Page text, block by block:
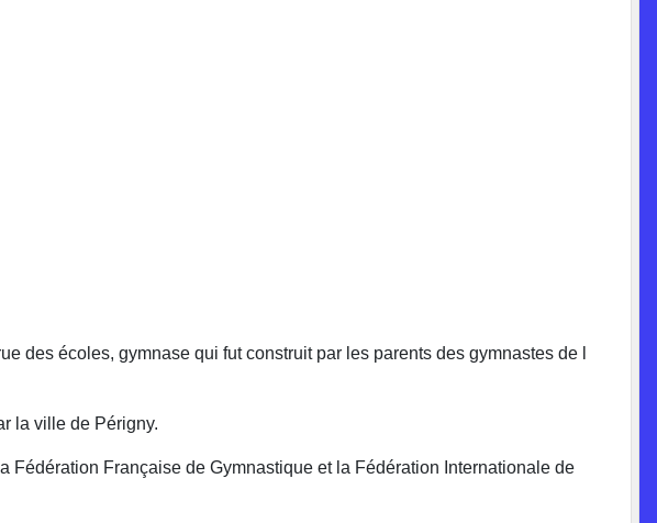
des écoles, gymnase qui fut construit par les parents des gymnastes de l
la ville de Périgny.
Française de Gymnastique et la Fédération Internationale de